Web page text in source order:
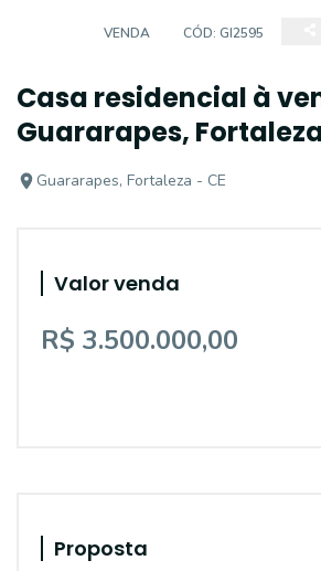
VENDA CÓD: GI2595
Casa residencial à
Guararapes,
Guararapes, Fortaleza - CE
Valor venda
R$ 3.500.000,00
Proposta